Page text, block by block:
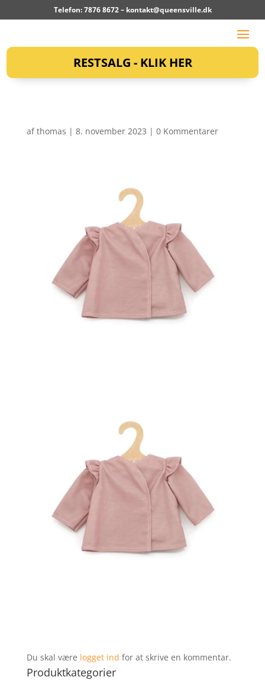
Telefon: 7876 8672 – kontakt@queensville.dk
RESTSALG - KLIK HER
afthomas | 8. november 2023 | 0 Kommentarer
Du skal være logget ind for at skrive en kommentar.
Produktkategorier